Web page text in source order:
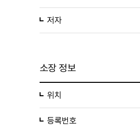
저자
소장 정보
위치
등록번호